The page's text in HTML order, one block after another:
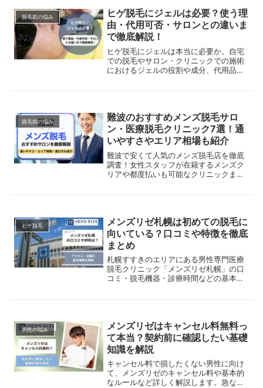
脱毛前の悩み
ヒゲ脱毛にジェルは必要？使う理
由・代用可否・サロンとの違いま
で徹底解説！
ヒゲ脱毛にジェルは本当に必要か。自宅
での脱毛やサロン・クリニックでの施術
におけるジェルの役割や成分、代用品の
トを徹底解説。肌質や目的に合わせた最
脱毛前の悩み
難波のおすすめメンズ脱毛サロ
ン・医療脱毛クリニック7選！通
いやすさやエリア相場も紹介
難波で安くて人気のメンズ脱毛店を徹底
調査！女性スタッフが在籍するメンズク
リアや都度払いも可能なクリニックまで
Oなどの部位別脱毛も解説。
ヒゲ脱毛
メンズリゼ札幌は初めての脱毛に
向いている？口コミや特徴を徹底
まとめ
札幌すすきのエリアにある男性専門医療
脱毛クリニック「メンズリゼ札幌」の口
コミ・脱毛機器・診療時間などの基本情
男性の悩み
メンズリゼはキャンセル料無料っ
て本当？契約前に確認したい基礎
知識を解説
キャンセル料で損したくない男性に向け
て、メンズリゼのキャンセル料や基本的
なルールなど詳しく解説します。急な予